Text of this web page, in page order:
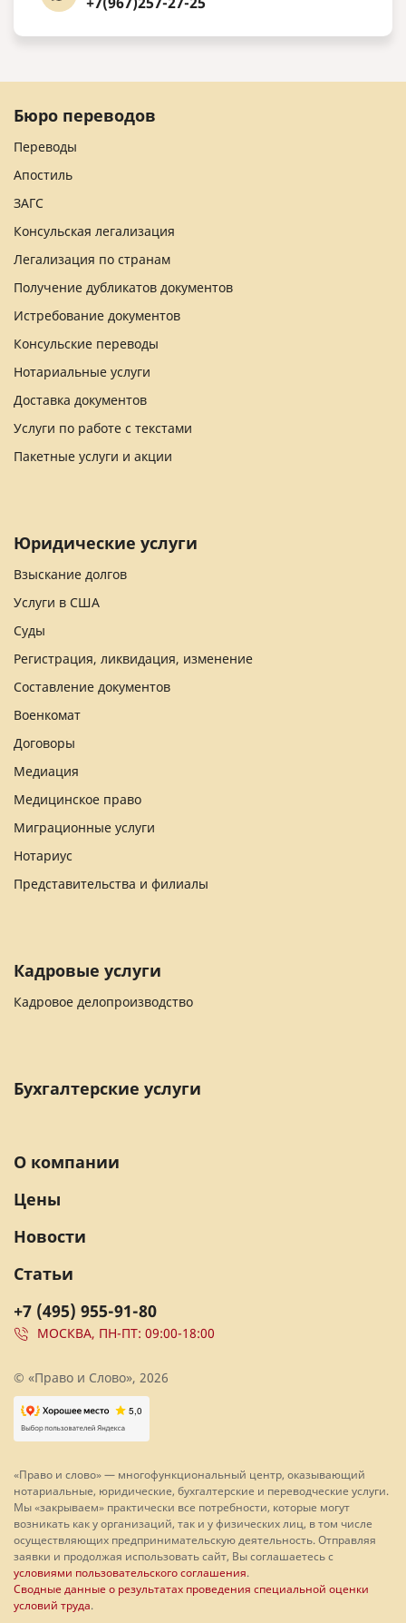
Бюро переводов
Переводы
Апостиль
ЗАГС
Консульская легализация
Легализация по странам
Получение дубликатов документов
Истребование документов
Консульские переводы
Нотариальные услуги
Доставка документов
Услуги по работе с текстами
Пакетные услуги и акции
Юридические услуги
Взыскание долгов
Услуги в США
Суды
Регистрация, ликвидация, изменение
Составление документов
Военкомат
Договоры
Медиация
Медицинское право
Миграционные услуги
Нотариус
Представительства и филиалы
Кадровые услуги
Кадровое делопроизводство
Бухгалтерские услуги
+7 (495) 955-91-80
МОСКВА, ПН-ПТ: 09:00-18:00
О компании
Цены
Новости
Статьи
© «Право и Слово», 2026
«Право и слово» — многофункциональный центр, оказывающий
нотариальные, юридические, бухгалтерские и переводческие услуги.
Мы «закрываем» практически все потребности, которые могут
возникать как у организаций, так и у физических лиц, в том числе
осуществляющих предпринимательскую деятельность. Отправляя
заявки и продолжая использовать сайт, Вы соглашаетесь с
условиями пользовательского соглашения.
Сводные данные о результатах проведения специальной оценки
условий труда.